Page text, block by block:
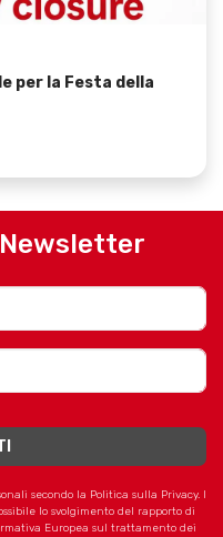
per la Festa della
secondo la Politica sulla Privacy. I
lo svolgimento del rapporto di
Europea sul trattamento dei